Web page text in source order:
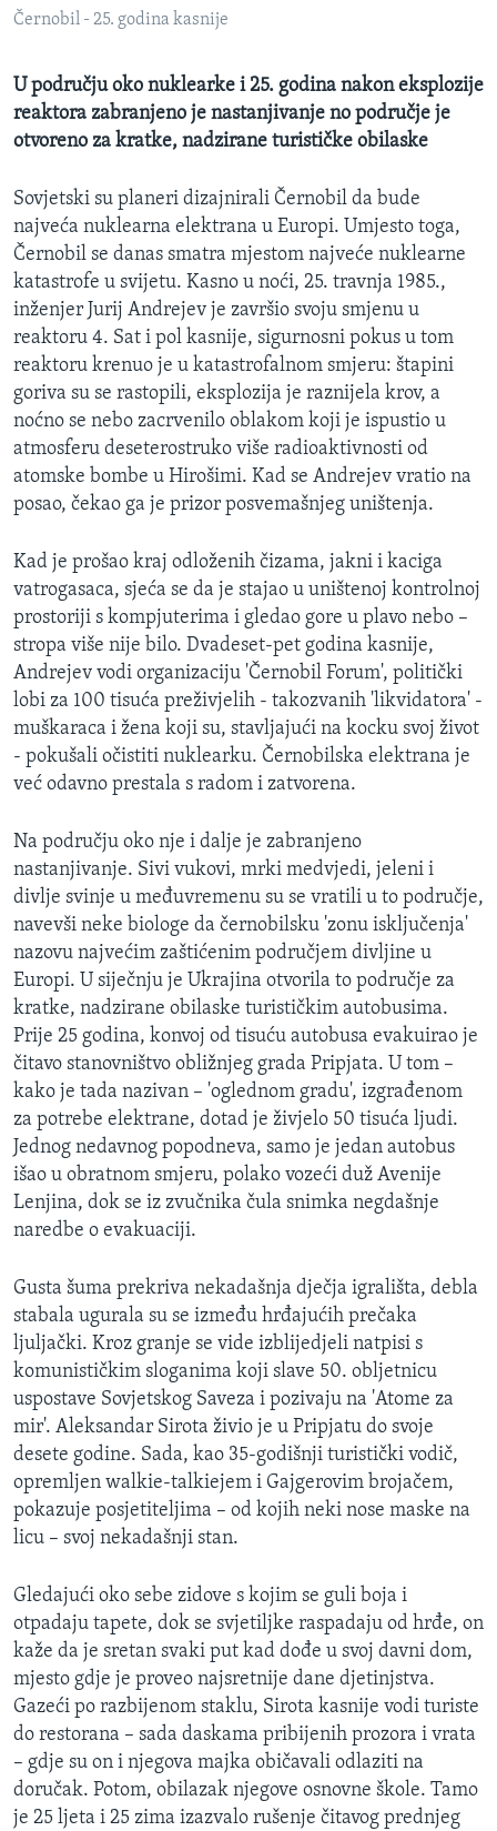
MAGAZIN
Learning English
Jezici
Černobil - 25. godina kasnije
U području oko nuklearke i 25. godina nakon eksplozije
reaktora zabranjeno je nastanjivanje no područje je
otvoreno za kratke, nadzirane turističke obilaske
Sovjetski su planeri dizajnirali Černobil da bude
najveća nuklearna elektrana u Europi. Umjesto toga,
Černobil se danas smatra mjestom najveće nuklearne
katastrofe u svijetu. Kasno u noći, 25. travnja 1985.,
inženjer Jurij Andrejev je završio svoju smjenu u
reaktoru 4. Sat i pol kasnije, sigurnosni pokus u tom
reaktoru krenuo je u katastrofalnom smjeru: štapini
goriva su se rastopili, eksplozija je raznijela krov, a
noćno se nebo zacrvenilo oblakom koji je ispustio u
atmosferu deseterostruko više radioaktivnosti od
atomske bombe u Hirošimi. Kad se Andrejev vratio na
posao, čekao ga je prizor posvemašnjeg uništenja.
Kad je prošao kraj odloženih čizama, jakni i kaciga
vatrogasaca, sjeća se da je stajao u uništenoj kontrolnoj
prostoriji s kompjuterima i gledao gore u plavo nebo –
stropa više nije bilo. Dvadeset-pet godina kasnije,
Andrejev vodi organizaciju 'Černobil Forum', politički
lobi za 100 tisuća preživjelih - takozvanih 'likvidatora' -
muškaraca i žena koji su, stavljajući na kocku svoj život
- pokušali očistiti nuklearku. Černobilska elektrana je
već odavno prestala s radom i zatvorena.
Na području oko nje i dalje je zabranjeno
nastanjivanje. Sivi vukovi, mrki medvjedi, jeleni i
divlje svinje u međuvremenu su se vratili u to područje,
navevši neke biologe da černobilsku 'zonu isključenja'
nazovu najvećim zaštićenim područjem divljine u
Europi. U siječnju je Ukrajina otvorila to područje za
kratke, nadzirane obilaske turističkim autobusima.
Prije 25 godina, konvoj od tisuću autobusa evakuirao je
čitavo stanovništvo obližnjeg grada Pripjata. U tom –
kako je tada nazivan – 'oglednom gradu', izgrađenom
za potrebe elektrane, dotad je živjelo 50 tisuća ljudi.
Jednog nedavnog popodneva, samo je jedan autobus
išao u obratnom smjeru, polako vozeći duž Avenije
Lenjina, dok se iz zvučnika čula snimka negdašnje
naredbe o evakuaciji.
Gusta šuma prekriva nekadašnja dječja igrališta, debla
stabala ugurala su se između hrđajućih prečaka
ljuljački. Kroz granje se vide izblijedjeli natpisi s
komunističkim sloganima koji slave 50. obljetnicu
uspostave Sovjetskog Saveza i pozivaju na 'Atome za
mir'. Aleksandar Sirota živio je u Pripjatu do svoje
desete godine. Sada, kao 35-godišnji turistički vodič,
opremljen walkie-talkiejem i Gajgerovim brojačem,
pokazuje posjetiteljima – od kojih neki nose maske na
licu – svoj nekadašnji stan.
Gledajući oko sebe zidove s kojim se guli boja i
otpadaju tapete, dok se svjetiljke raspadaju od hrđe, on
kaže da je sretan svaki put kad dođe u svoj davni dom,
mjesto gdje je proveo najsretnije dane djetinjstva.
Gazeći po razbijenom staklu, Sirota kasnije vodi turiste
do restorana – sada daskama pribijenih prozora i vrata
– gdje su on i njegova majka običavali odlaziti na
doručak. Potom, obilazak njegove osnovne škole. Tamo
je 25 ljeta i 25 zima izazvalo rušenje čitavog prednjeg